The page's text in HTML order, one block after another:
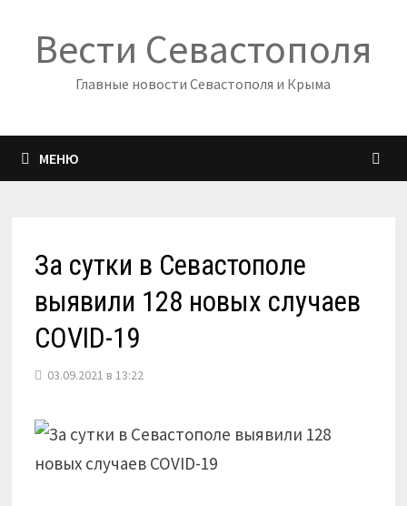
содержимому
Вести Севастополя
Главные новости Севастополя и Крыма
МЕНЮ
За сутки в Севастополе
выявили 128 новых случаев
COVID-19
03.09.2021 в 13:22